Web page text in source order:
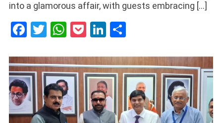
into a glamorous affair, with guests embracing […]
Facebook
Twitter
WhatsApp
PocketLinkedIn